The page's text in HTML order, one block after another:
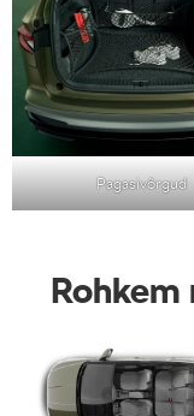
Pagasivõrgud
Rohkem